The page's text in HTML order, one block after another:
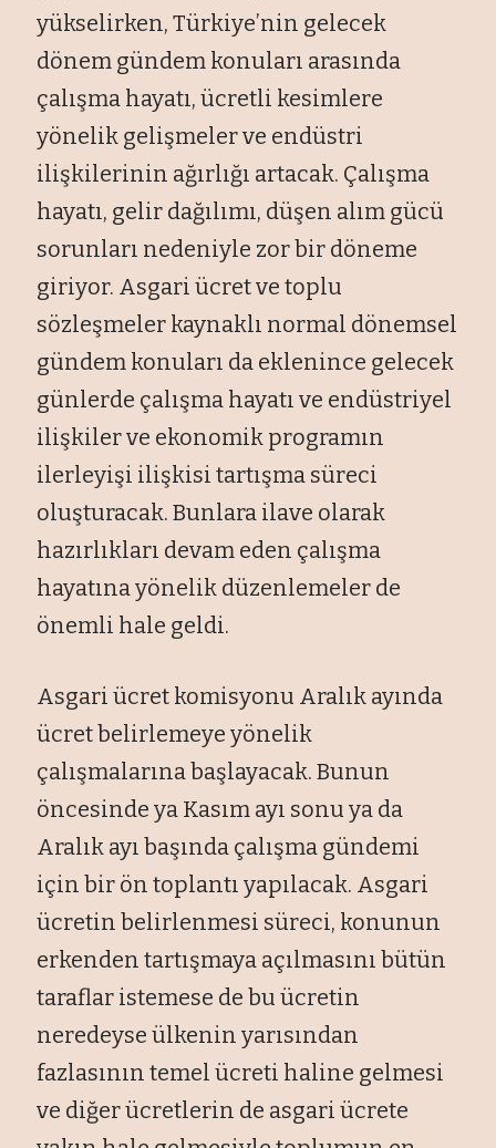
yükselirken, Türkiye’nin gelecek
dönem gündem konuları arasında
çalışma hayatı, ücretli kesimlere
yönelik gelişmeler ve endüstri
ilişkilerinin ağırlığı artacak. Çalışma
hayatı, gelir dağılımı, düşen alım gücü
sorunları nedeniyle zor bir döneme
giriyor. Asgari ücret ve toplu
sözleşmeler kaynaklı normal dönemsel
gündem konuları da eklenince gelecek
günlerde çalışma hayatı ve endüstriyel
ilişkiler ve ekonomik programın
ilerleyişi ilişkisi tartışma süreci
oluşturacak. Bunlara ilave olarak
hazırlıkları devam eden çalışma
hayatına yönelik düzenlemeler de
önemli hale geldi.
Asgari ücret komisyonu Aralık ayında
ücret belirlemeye yönelik
çalışmalarına başlayacak. Bunun
öncesinde ya Kasım ayı sonu ya da
Aralık ayı başında çalışma gündemi
için bir ön toplantı yapılacak. Asgari
ücretin belirlenmesi süreci, konunun
erkenden tartışmaya açılmasını bütün
taraflar istemese de bu ücretin
neredeyse ülkenin yarısından
fazlasının temel ücreti haline gelmesi
ve diğer ücretlerin de asgari ücrete